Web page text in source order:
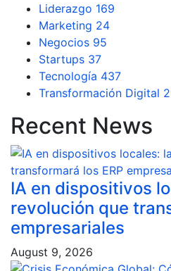
Liderazgo 169
Marketing 24
Negocios 95
Startups 37
Tecnología 437
Transformación Digital
Recent News
IA en dispositivos
revolución que
empresariales
August 9, 2026